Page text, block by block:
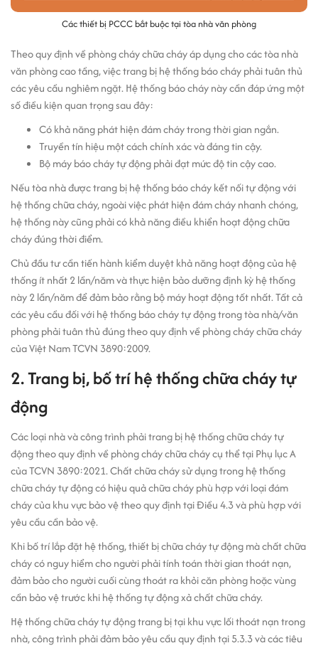
Các thiết bị PCCC bắt buộc tại tòa nhà văn phòng
Theo quy định về phòng cháy chữa cháy áp dụng cho các tòa nhà
văn phòng cao tầng, việc trang bị hệ thống báo cháy phải tuân thủ
các yêu cầu nghiêm ngặt. Hệ thống báo cháy này cần đáp ứng một
số điều kiện quan trọng sau đây:
Có khả năng phát hiện đám cháy trong thời gian ngắn.
Truyền tín hiệu một cách chính xác và đáng tin cậy.
Bộ máy báo cháy tự động phải đạt mức độ tin cậy cao.
Nếu tòa nhà được trang bị hệ thống báo cháy kết nối tự động với
hệ thống chữa cháy, ngoài việc phát hiện đám cháy nhanh chóng,
hệ thống này cũng phải có khả năng điều khiển hoạt động chữa
cháy đúng thời điểm.
Chủ đầu tư cần tiến hành kiểm duyệt khả năng hoạt động của hệ
thống ít nhất 2 lần/năm và thực hiện bảo dưỡng định kỳ hệ thống
này 2 lần/năm để đảm bảo rằng bộ máy hoạt động tốt nhất. Tất cả
các yêu cầu đối với hệ thống báo cháy tự động trong tòa nhà/văn
phòng phải tuân thủ đúng theo quy định về phòng cháy chữa cháy
của Việt Nam TCVN 3890:2009.
2. Trang bị, bố trí hệ thống chữa cháy tự
động
Các loại nhà và công trình phải trang bị hệ thống chữa cháy tự
động theo quy định về phòng cháy chữa cháy cụ thể tại Phụ lục A
của TCVN 3890:2021. Chất chữa cháy sử dụng trong hệ thống
chữa cháy tự động có hiệu quả chữa cháy phù hợp với loại đám
cháy của khu vực bảo vệ theo quy định tại Điều 4.3 và phù hợp với
yêu cầu cần bảo vệ.
Khi bố trí lắp đặt hệ thống, thiết bị chữa cháy tự động mà chất chữa
cháy có nguy hiểm cho người phải tính toán thời gian thoát nạn,
đảm bảo cho người cuối cùng thoát ra khỏi căn phòng hoặc vùng
cần bảo vệ trước khi hệ thống tự động xả chất chữa cháy.
Hệ thống chữa cháy tự động trang bị tại khu vực lối thoát nạn trong
nhà, công trình phải đảm bảo yêu cầu quy định tại 5.3.3 và các tiêu